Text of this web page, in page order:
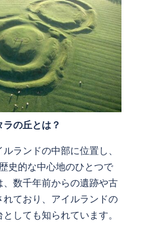
ラの丘とは？
ランドの中部に位置し、
史的な中心地のひとつで
、数千年前からの遺跡や古
れており、アイルランドの
しても知られています。